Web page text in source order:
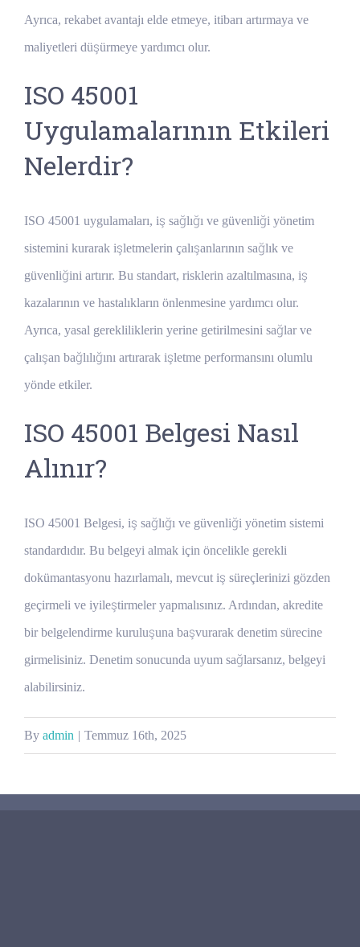
Ayrıca, rekabet avantajı elde etmeye, itibarı artırmaya ve
maliyetleri düşürmeye yardımcı olur.
ISO 45001
Uygulamalarının Etkileri
Nelerdir?
ISO 45001 uygulamaları, iş sağlığı ve güvenliği yönetim
sistemini kurarak işletmelerin çalışanlarının sağlık ve
güvenliğini artırır. Bu standart, risklerin azaltılmasına, iş
kazalarının ve hastalıkların önlenmesine yardımcı olur.
Ayrıca, yasal gerekliliklerin yerine getirilmesini sağlar ve
çalışan bağlılığını artırarak işletme performansını olumlu
yönde etkiler.
ISO 45001 Belgesi Nasıl
Alınır?
ISO 45001 Belgesi, iş sağlığı ve güvenliği yönetim sistemi
standardıdır. Bu belgeyi almak için öncelikle gerekli
dokümantasyonu hazırlamalı, mevcut iş süreçlerinizi gözden
geçirmeli ve iyileştirmeler yapmalısınız. Ardından, akredite
bir belgelendirme kuruluşuna başvurarak denetim sürecine
girmelisiniz. Denetim sonucunda uyum sağlarsanız, belgeyi
alabilirsiniz.
By admin | Temmuz 16th, 2025